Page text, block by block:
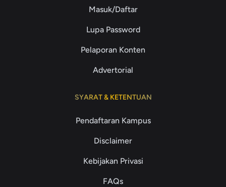
Masuk/Daftar
Lupa Password
Pelaporan Konten
Advertorial
SYARAT & KETENTUAN
Pendaftaran Kampus
Disclaimer
Kebijakan Privasi
FAQs